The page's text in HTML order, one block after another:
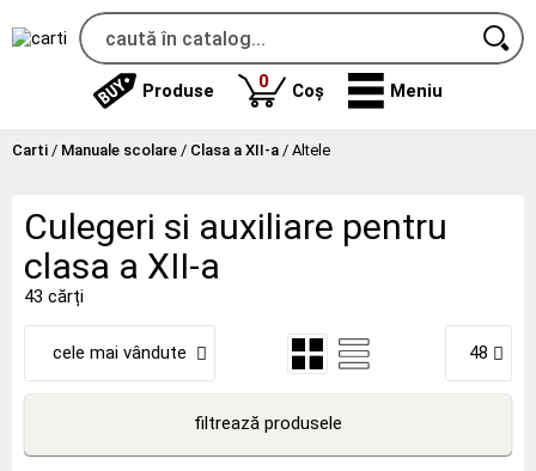
Produse 0produse
Coș Meniu
Carti / Manuale scolare / Clasa a XII-a / Altele
Culegeri si auxiliare pentru
clasa a XII-a
43 cărți
cele mai vândute 48
filtrează produsele